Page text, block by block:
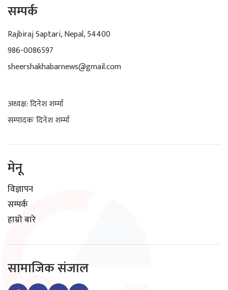
सम्पर्क
Rajbiraj Saptari, Nepal, 54400
986-0086597
sheershakhabarnews@gmail.com
अध्यक्ष: दिनेश शर्म्मा
सम्पादकः दिनेश शर्म्मा
मेनू
विज्ञापन
सम्पर्क
हाम्रो बारे
सामाजिक संजाल